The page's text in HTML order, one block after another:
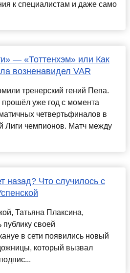
к специалистам и даже само
— «Тоттенхэм» или Как
возненавидел VAR
тренерский гений Пепа.
прошёл уже год с момента
четвертьфиналов в
Лиги чемпионов. Матч между
назад? Что случилось с
Татьяна Плаксина,
публику своей
в сети появились новый
который вызвал